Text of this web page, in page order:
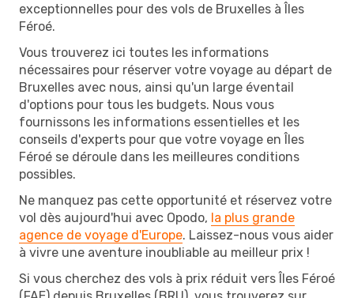
exceptionnelles pour des vols de Bruxelles à Îles
Féroé.
Vous trouverez ici toutes les informations
nécessaires pour réserver votre voyage au départ de
Bruxelles avec nous, ainsi qu'un large éventail
d'options pour tous les budgets. Nous vous
fournissons les informations essentielles et les
conseils d'experts pour que votre voyage en Îles
Féroé se déroule dans les meilleures conditions
possibles.
Ne manquez pas cette opportunité et réservez votre
vol dès aujourd'hui avec Opodo, la plus grande
agence de voyage d'Europe. Laissez-nous vous aider
à vivre une aventure inoubliable au meilleur prix !
Si vous cherchez des vols à prix réduit vers Îles Féroé